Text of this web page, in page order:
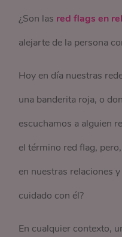
¿Son las red flags en
alejarte de la persona
Hoy en día nuestras
una banderita roja, o
escuchamos a alguien
el término red flag,
en nuestras relaciones
cuidado con él?
En cualquier contexto,